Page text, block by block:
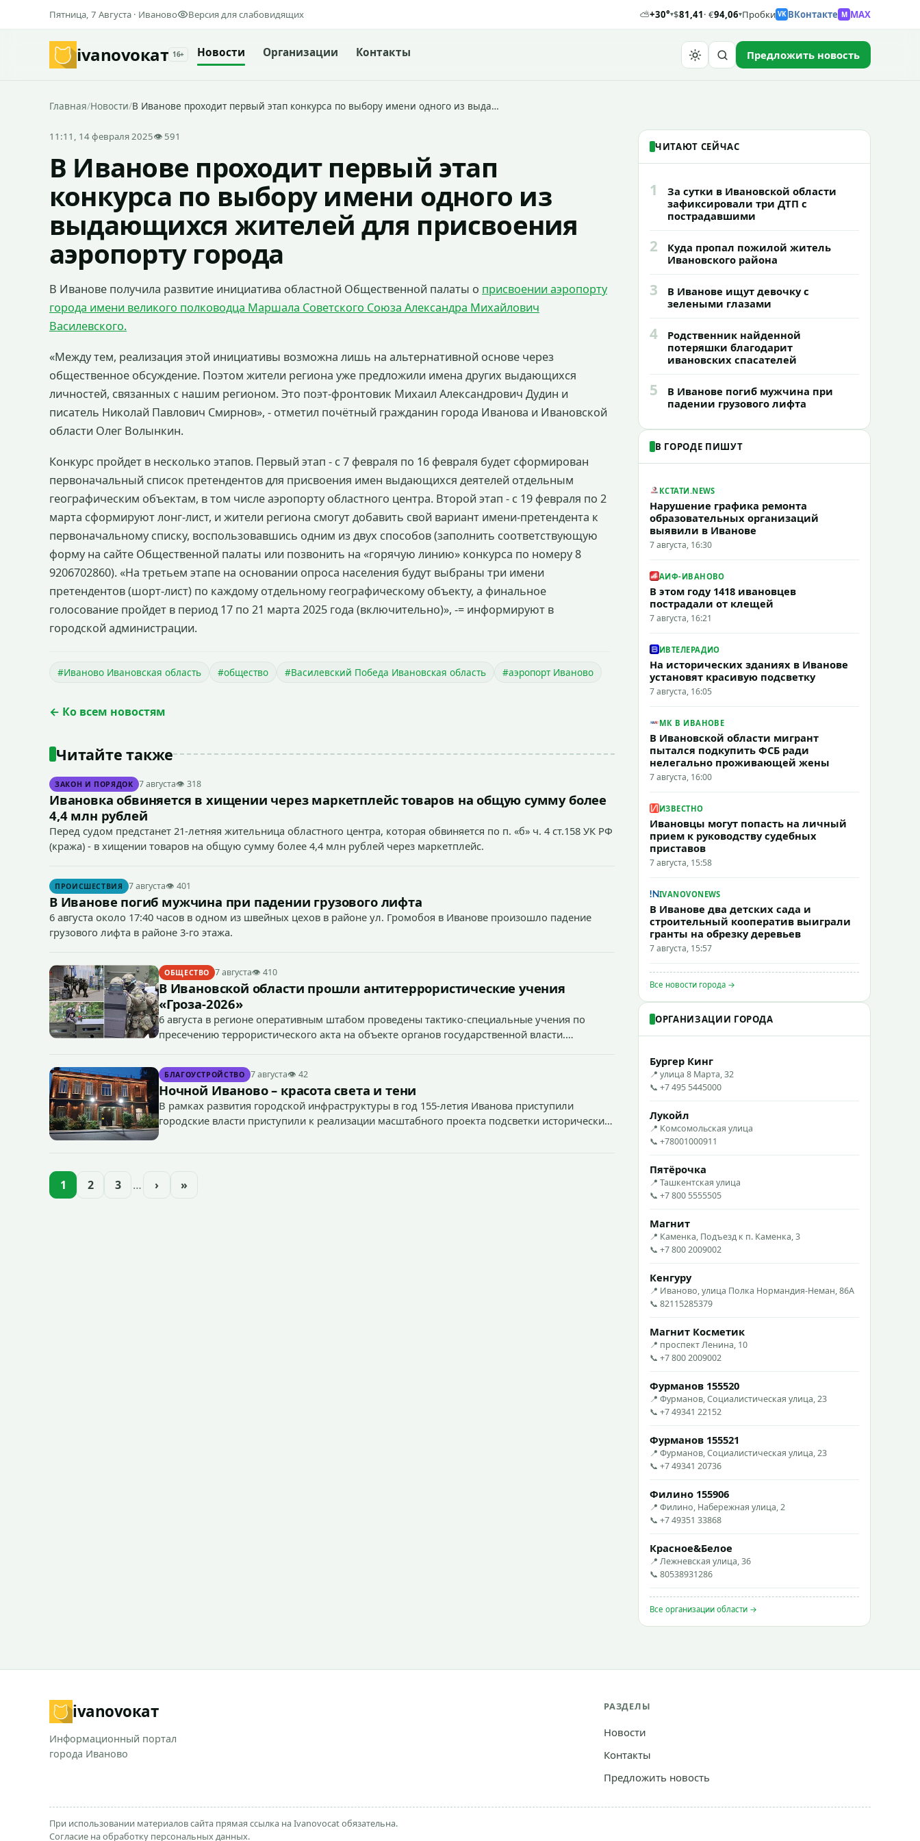
Пятница, 7 Августа · Иваново Версия для слабовидящих ⛅+30°▾$81,41· €94,06▾Пробки VK ВКонтакте M MAX
ivanovoкат 16+ Новости Организации Контакты Предложить новость
Главная/Новости/В Иванове проходит первый этап конкурса по выбору имени одного из выда…
11:11, 14 февраля 2025👁 591
В Иванове проходит первый этап
конкурса по выбору имени одного из
выдающихся жителей для присвоения
аэропорту города
В Иванове получила развитие инициатива областной Общественной палаты о присвоении аэропорту
города имени великого полководца Маршала Советского Союза Александра Михайлович
Василевского.
«Между тем, реализация этой инициативы возможна лишь на альтернативной основе через
общественное обсуждение. Поэтом жители региона уже предложили имена других выдающихся
личностей, связанных с нашим регионом. Это поэт-фронтовик Михаил Александрович Дудин и
писатель Николай Павлович Смирнов», - отметил почётный гражданин города Иванова и Ивановской
области Олег Волынкин.
Конкурс пройдет в несколько этапов. Первый этап - с 7 февраля по 16 февраля будет сформирован
первоначальный список претендентов для присвоения имен выдающихся деятелей отдельным
географическим объектам, в том числе аэропорту областного центра. Второй этап - с 19 февраля по 2
марта сформируют лонг-лист, и жители региона смогут добавить свой вариант имени-претендента к
первоначальному списку, воспользовавшись одним из двух способов (заполнить соответствующую
форму на сайте Общественной палаты или позвонить на «горячую линию» конкурса по номеру 8
9206702860). «На третьем этапе на основании опроса населения будут выбраны три имени
претендентов (шорт-лист) по каждому отдельному географическому объекту, а финальное
голосование пройдет в период 17 по 21 марта 2025 года (включительно)», -= информируют в
городской администрации.
#Иваново Ивановская область #общество #Василевский Победа Ивановская область #аэропорт Иваново
← Ко всем новостям
Читайте также
ЗАКОН И ПОРЯДОК 7 августа👁 318
Ивановка обвиняется в хищении через маркетплейс товаров на общую сумму более
4,4 млн рублей
Перед судом предстанет 21-летняя жительница областного центра, которая обвиняется по п. «б» ч. 4 ст.158 УК РФ
(кража) - в хищении товаров на общую сумму более 4,4 млн рублей через маркетплейс.
ПРОИСШЕСТВИЯ 7 августа👁 401
В Иванове погиб мужчина при падении грузового лифта
6 августа около 17:40 часов в одном из швейных цехов в районе ул. Громобоя в Иванове произошло падение
грузового лифта в районе 3-го этажа.
ОБЩЕСТВО 7 августа👁 410
В Ивановской области прошли антитеррористические учения
«Гроза-2026»
6 августа в регионе оперативным штабом проведены тактико-специальные учения по
пресечению террористического акта на объекте органов государственной власти.
БЛАГОУСТРОЙСТВО 7 августа👁 42
Ночной Иваново – красота света и тени
В рамках развития городской инфраструктуры в год 155-летия Иванова приступили
городские власти приступили к реализации масштабного проекта подсветки исторических
1 2 3 … › »
ЧИТАЮТ СЕЙЧАС
1
За сутки в Ивановской области
зафиксировали три ДТП с
пострадавшими
2
Куда пропал пожилой житель
Ивановского района
3
В Иванове ищут девочку с
зелеными глазами
4
Родственник найденной
потеряшки благодарит
ивановских спасателей
5
В Иванове погиб мужчина при
падении грузового лифта
В ГОРОДЕ ПИШУТ
КСТАТИ.NEWS
Нарушение графика ремонта
образовательных организаций
выявили в Иванове
7 августа, 16:30
АИФ-ИВАНОВО
В этом году 1418 ивановцев
пострадали от клещей
7 августа, 16:21
ИВТЕЛЕРАДИО
На исторических зданиях в Иванове
установят красивую подсветку
7 августа, 16:05
МК В ИВАНОВЕ
В Ивановской области мигрант
пытался подкупить ФСБ ради
нелегально проживающей жены
7 августа, 16:00
ИЗВЕСТНО
Ивановцы могут попасть на личный
прием к руководству судебных
приставов
7 августа, 15:58
IVANOVONEWS
В Иванове два детских сада и
строительный кооператив выиграли
гранты на обрезку деревьев
7 августа, 15:57
Все новости города →
ОРГАНИЗАЦИИ ГОРОДА
Бургер Кинг
📍 улица 8 Марта, 32
📞 +7 495 5445000
Лукойл
📍 Комсомольская улица
📞 +78001000911
Пятёрочка
📍 Ташкентская улица
📞 +7 800 5555505
Магнит
📍 Каменка, Подъезд к п. Каменка, 3
📞 +7 800 2009002
Кенгуру
📍 Иваново, улица Полка Нормандия-Неман, 86А
📞 82115285379
Магнит Косметик
📍 проспект Ленина, 10
📞 +7 800 2009002
Фурманов 155520
📍 Фурманов, Социалистическая улица, 23
📞 +7 49341 22152
Фурманов 155521
📍 Фурманов, Социалистическая улица, 23
📞 +7 49341 20736
Филино 155906
📍 Филино, Набережная улица, 2
📞 +7 49351 33868
Красное&Белое
📍 Лежневская улица, 36
📞 80538931286
Все организации области →
ivanovoкат
Информационный портал
города Иваново
РАЗДЕЛЫ
Новости
Контакты
Предложить новость
При использовании материалов сайта прямая ссылка на Ivanovocat обязательна.
Согласие на обработку персональных данных.